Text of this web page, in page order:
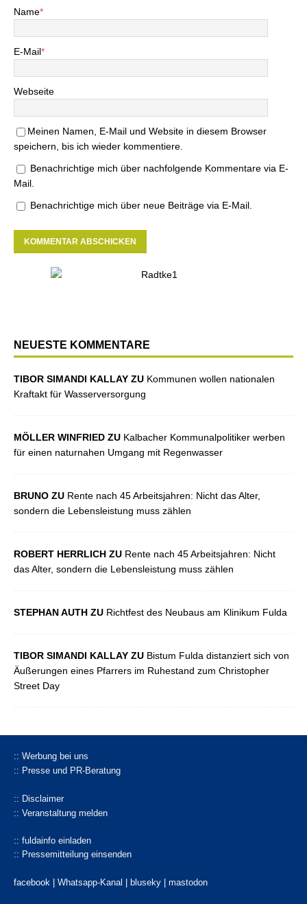
Name*
E-Mail*
Webseite
Meinen Namen, E-Mail und Website in diesem Browser
speichern, bis ich wieder kommentiere.
Benachrichtige mich über nachfolgende Kommentare via E-
Mail.
Benachrichtige mich über neue Beiträge via E-Mail.
NEUESTE KOMMENTARE
TIBOR SIMANDI KALLAY ZU Kommunen wollen nationalen
Kraftakt für Wasserversorgung
MÖLLER WINFRIED ZU Kalbacher Kommunalpolitiker werben
für einen naturnahen Umgang mit Regenwasser
BRUNO ZU Rente nach 45 Arbeitsjahren: Nicht das Alter,
sondern die Lebensleistung muss zählen
ROBERT HERRLICH ZU Rente nach 45 Arbeitsjahren: Nicht
das Alter, sondern die Lebensleistung muss zählen
STEPHAN AUTH ZU Richtfest des Neubaus am Klinikum Fulda
TIBOR SIMANDI KALLAY ZU Bistum Fulda distanziert sich von
Äußerungen eines Pfarrers im Ruhestand zum Christopher
Street Day
:: Werbung bei uns
:: Presse und PR-Beratung
:: Disclaimer
:: Veranstaltung melden
:: fuldainfo einladen
:: Pressemitteilung einsenden
facebook | Whatsapp-Kanal bluseky mastodon